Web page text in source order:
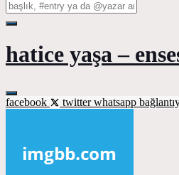
hatice yaşa –
facebook twitterwhatsapp